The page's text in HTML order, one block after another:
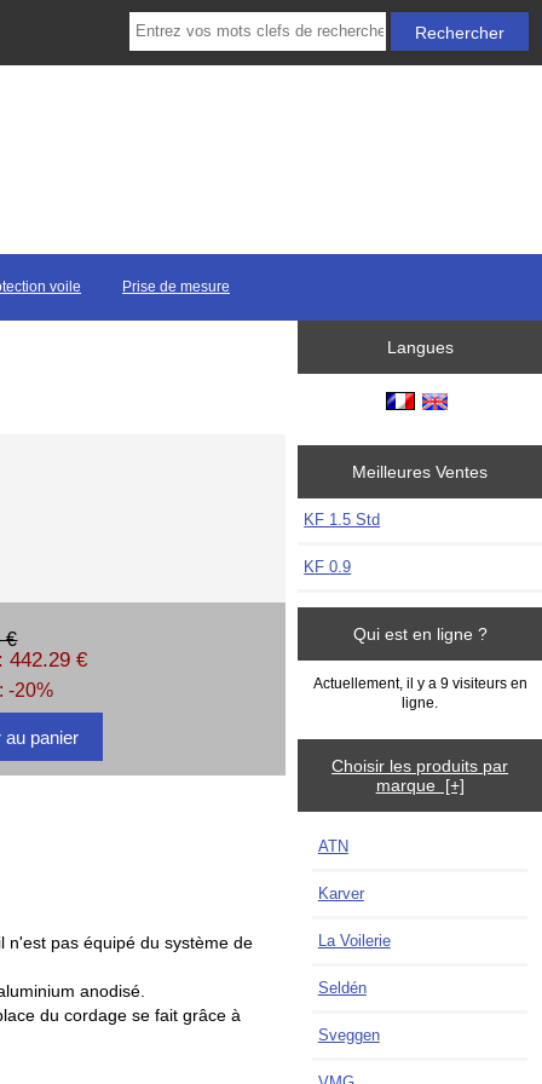
voile Prise de mesure
€
442.29 €
-20%
n'est pas équipé du système de
anodisé.
du cordage se fait grâce à
Langues
Meilleures Ventes
KF 1.5 Std
KF 0.9
Qui est en ligne ?
Actuellement, il y a 9 visiteurs en
ligne.
Choisir les produits par
marque [+]
ATN
Karver
La Voilerie
Seldén
Sveggen